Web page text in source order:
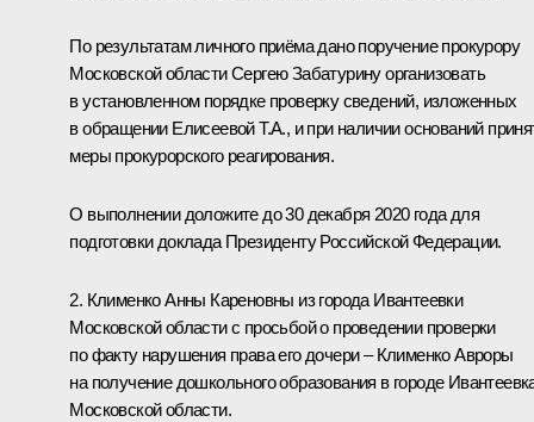
По результатам личного приёма дано поручение прокурору
Московской области Сергею Забатурину организовать
в установленном порядке проверку сведений, изложенных
в обращении Елисеевой Т.А., и при наличии оснований
меры прокурорского реагирования.
О выполнении доложите до 30 декабря 2020 года для
подготовки доклада Президенту Российской Федерации.
2. Клименко Анны Кареновны из города Ивантеевки
Московской области с просьбой о проведении проверки
по факту нарушения права его дочери – Клименко Авроры
на получение дошкольного образования в городе
Московской области.